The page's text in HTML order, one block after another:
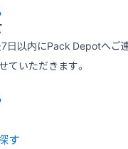
日以内にPack Depotへご
ていただきます。
す